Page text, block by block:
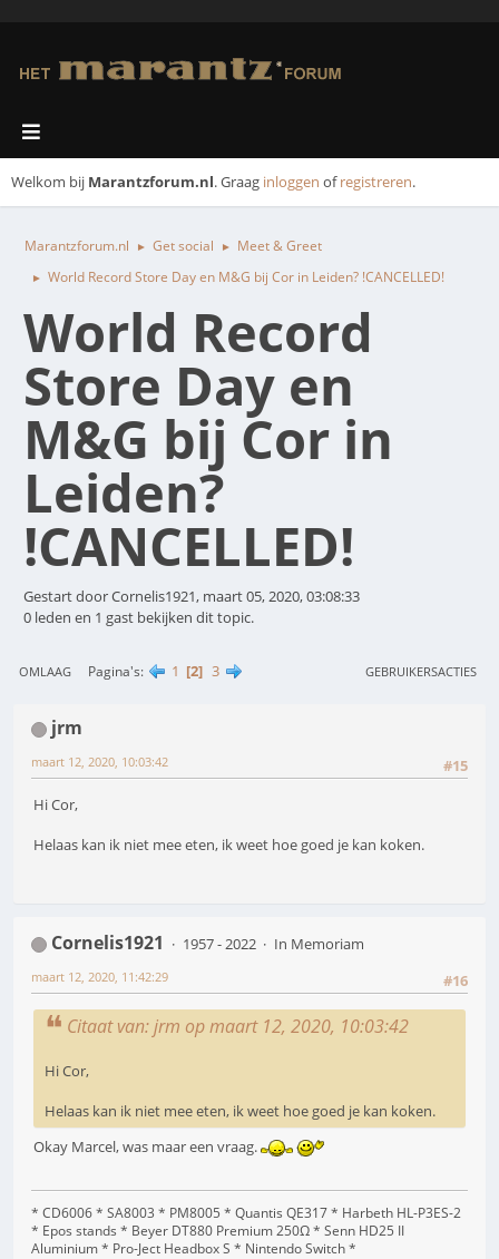
Welkom bij Marantzforum.nl. Graag inloggen ofregistreren.
Marantzforum.nl ► Get social ► Meet & Greet
► World Record Store Day en M&G bij Cor in Leiden? !CANCELLED!
World Record
Store Day en
M&G bij Cor in
Leiden?
!CANCELLED!
Gestart door Cornelis1921, maart 05, 2020, 03:08:33
0 leden en 1 gast bekijken dit topic.
OMLAAG Pagina's 1 2 3 GEBRUIKERSACTIES
jrm
#15
maart 12, 2020, 10:03:42
Hi Cor,
Helaas kan ik niet mee eten, ik weet hoe goed je kan koken.
Cornelis1921 1957 - 2022
In Memoriam
#16
maart 12, 2020, 11:42:29
Citaat van: jrm op maart 12, 2020, 10:03:42
Hi Cor,
Helaas kan ik niet mee eten, ik weet hoe goed je kan koken.
Okay Marcel, was maar een vraag.
* CD6006 * SA8003 * PM8005 * Quantis QE317 * Harbeth HL-P3ES-2
* Epos stands * Beyer DT880 Premium 250Ω * Senn HD25 II
Aluminium * Pro-Ject Headbox S * Nintendo Switch *